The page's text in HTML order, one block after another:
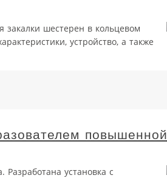
закалки шестерен в кольцевом
устройство, а также
повышенной
Разработана установка с